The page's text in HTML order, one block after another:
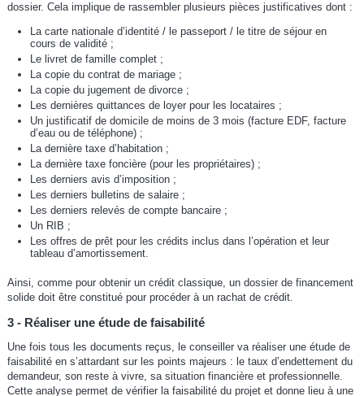
dossier. Cela implique de rassembler plusieurs pièces justificatives dont :
La carte nationale d’identité / le passeport / le titre de séjour en
cours de validité ;
Le livret de famille complet ;
La copie du contrat de mariage ;
La copie du jugement de divorce ;
Les dernières quittances de loyer pour les locataires ;
Un justificatif de domicile de moins de 3 mois (facture EDF, facture
d’eau ou de téléphone) ;
La dernière taxe d’habitation ;
La dernière taxe foncière (pour les propriétaires) ;
Les derniers avis d’imposition ;
Les derniers bulletins de salaire ;
Les derniers relevés de compte bancaire ;
Un RIB ;
Les offres de prêt pour les crédits inclus dans l’opération et leur
tableau d’amortissement.
Ainsi, comme pour obtenir un crédit classique, un dossier de financement
solide doit être constitué pour procéder à un rachat de crédit.
3 - Réaliser une étude de faisabilité
Une fois tous les documents reçus, le conseiller va réaliser une étude de
faisabilité en s’attardant sur les points majeurs : le taux d’endettement du
demandeur, son reste à vivre, sa situation financière et professionnelle.
Cette analyse permet de vérifier la faisabilité du projet et donne lieu à une